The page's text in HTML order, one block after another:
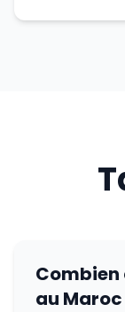
Combien
au Maroc